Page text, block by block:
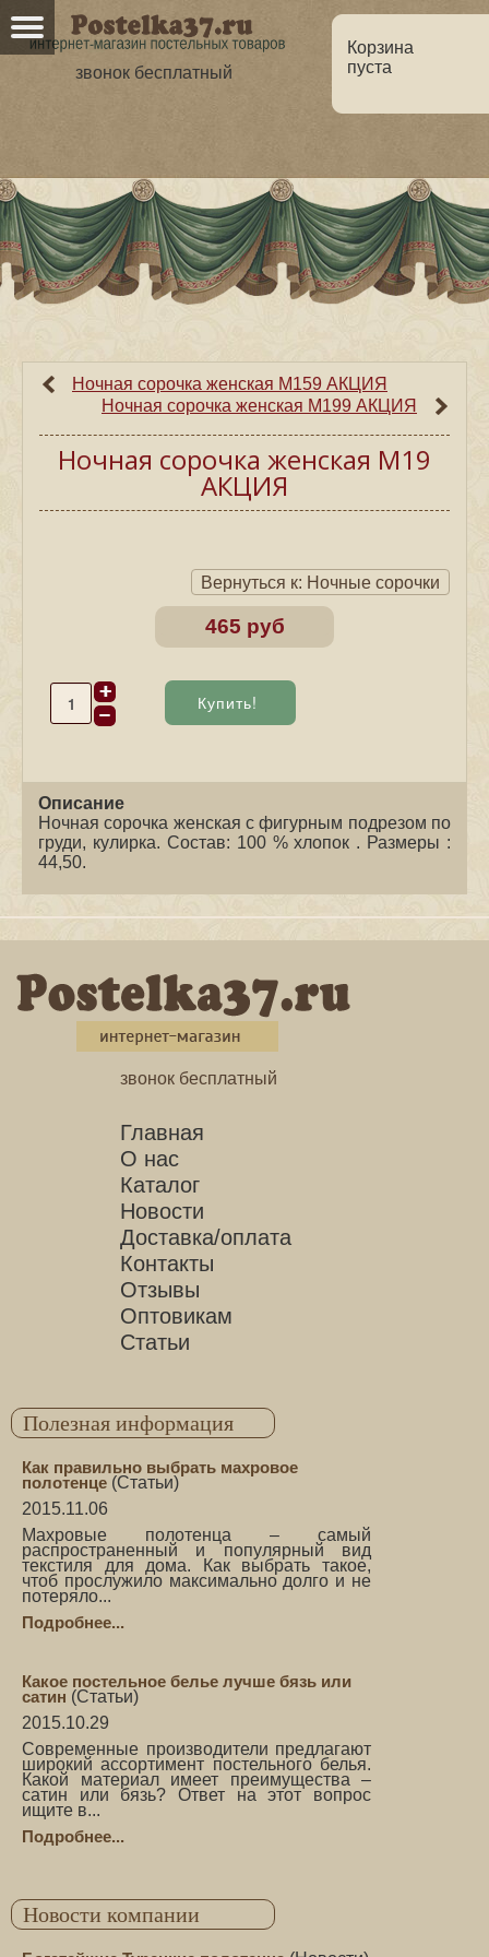
звонок бесплатный
Корзина
пуста
Главная О нас Каталог
Оптовикам
Статьи
Ночная сорочка женская М159 АКЦИЯ
Ночная сорочка женская М199 АКЦИЯ
Ночная сорочка женская М19
АКЦИЯ
Вернуться к: Ночные сорочки
465 руб
Описание
Ночная сорочка женская с фигурным подрезом по
груди, кулирка. Состав: 100 % хлопок . Размеры :
44,50.
звонок бесплатный
Главная
О нас
Каталог
Новости
Доставка/оплата
Контакты
Отзывы
Оптовикам
Статьи
Полезная информация
Как правильно выбрать махровое
полотенце (Статьи)
2015.11.06
Махровые полотенца – самый
распространенный и популярный вид
текстиля для дома. Как выбрать такое,
чтоб прослужило максимально долго и не
потеряло...
Подробнее...
Какое постельное белье лучше бязь или
сатин (Статьи)
2015.10.29
Современные производители предлагают
широкий ассортимент постельного белья.
Какой материал имеет преимущества –
сатин или бязь? Ответ на этот вопрос
ищите в...
Подробнее...
Новости компании